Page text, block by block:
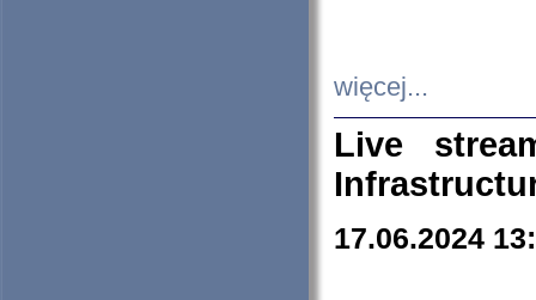
więcej...
Live
17.06.2024